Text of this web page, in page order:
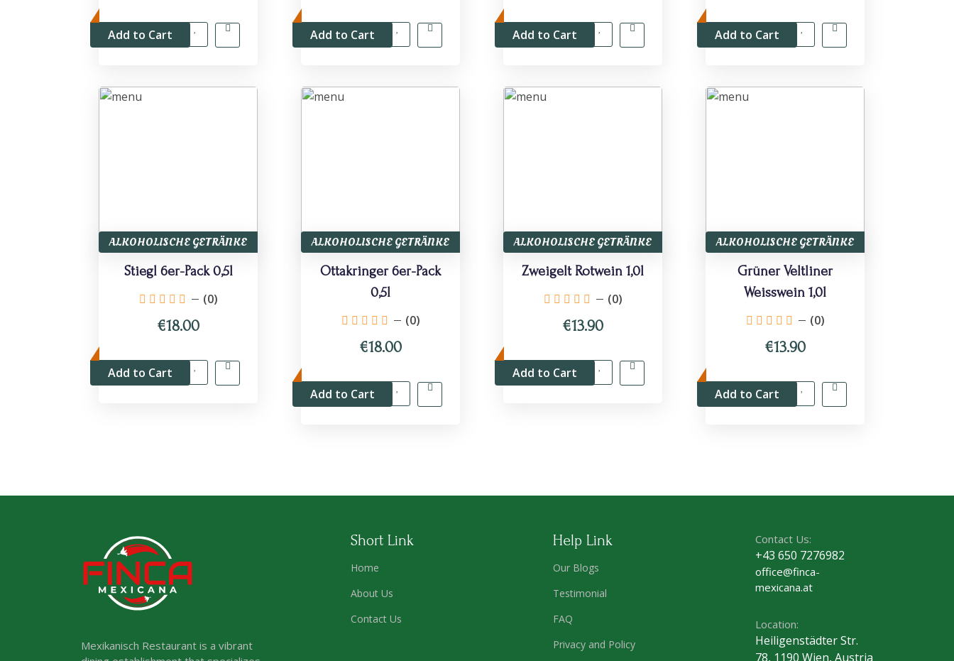
Add to Cart Add to Cart Add to Cart Add to Cart
ALKOHOLISCHE GETRÄNKE
Stiegl 6er-Pack 0,5l
(0)
€18.00
Add to Cart
ALKOHOLISCHE GETRÄNKE
Ottakringer 6er-Pack
0,5l
(0)
€18.00
Add to Cart
ALKOHOLISCHE GETRÄNKE
Zweigelt Rotwein 1,0l
(0)
€13.90
Add to Cart
ALKOHOLISCHE GETRÄNKE
Grüner Veltliner
Weisswein 1,0l
(0)
€13.90
Add to Cart
Mexikanisch Restaurant is a vibrant
Short Link
Home
About Us
Contact Us
Help Link
Our Blogs
Testimonial
FAQ
Privacy and Policy
Contact Us:
+43 650 7276982
office@finca-
mexicana.at
Location:
Heiligenstädter Str.
78, 1190 Wien, Austria